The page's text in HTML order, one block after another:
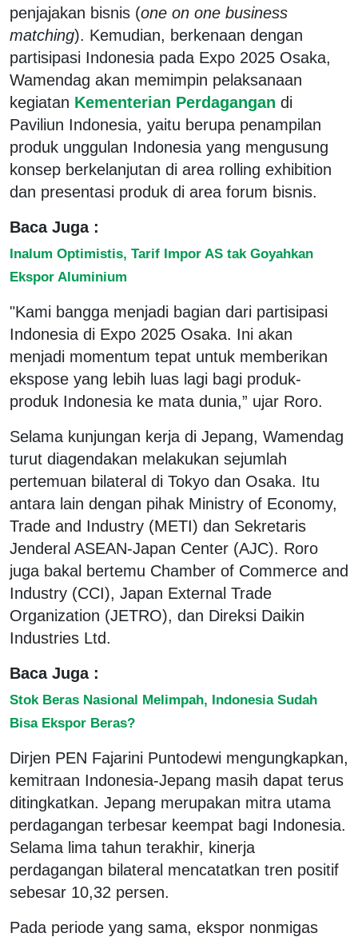
penjajakan bisnis (one on one business
matching). Kemudian, berkenaan dengan
partisipasi Indonesia pada Expo 2025 Osaka,
Wamendag akan memimpin pelaksanaan
kegiatan Kementerian Perdagangan di
Paviliun Indonesia, yaitu berupa penampilan
produk unggulan Indonesia yang mengusung
konsep berkelanjutan di area rolling exhibition
dan presentasi produk di area forum bisnis.
Baca Juga :
Inalum Optimistis, Tarif Impor AS tak Goyahkan
Ekspor Aluminium
"Kami bangga menjadi bagian dari partisipasi
Indonesia di Expo 2025 Osaka. Ini akan
menjadi momentum tepat untuk memberikan
ekspose yang lebih luas lagi bagi produk-
produk Indonesia ke mata dunia,” ujar Roro.
Selama kunjungan kerja di Jepang, Wamendag
turut diagendakan melakukan sejumlah
pertemuan bilateral di Tokyo dan Osaka. Itu
antara lain dengan pihak Ministry of Economy,
Trade and Industry (METI) dan Sekretaris
Jenderal ASEAN-Japan Center (AJC). Roro
juga bakal bertemu Chamber of Commerce and
Industry (CCI), Japan External Trade
Organization (JETRO), dan Direksi Daikin
Industries Ltd.
Baca Juga :
Stok Beras Nasional Melimpah, Indonesia Sudah
Bisa Ekspor Beras?
Dirjen PEN Fajarini Puntodewi mengungkapkan,
kemitraan Indonesia-Jepang masih dapat terus
ditingkatkan. Jepang merupakan mitra utama
perdagangan terbesar keempat bagi Indonesia.
Selama lima tahun terakhir, kinerja
perdagangan bilateral mencatatkan tren positif
sebesar 10,32 persen.
Pada periode yang sama, ekspor nonmigas